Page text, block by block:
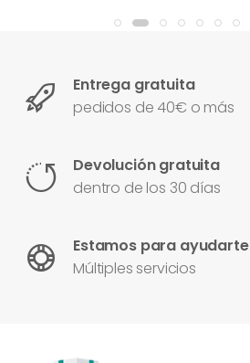
Entrega gratuita
pedidos de 40€ o más
Devolución gratuita
dentro de los 30 días
Estamos para ayudarte
Múltiples servicios